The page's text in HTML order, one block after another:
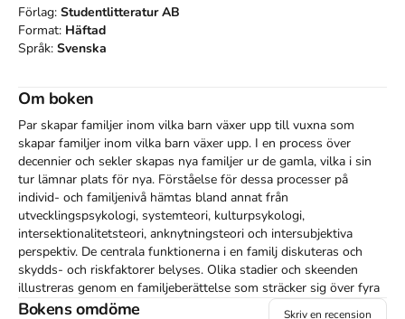
Förlag: Studentlitteratur AB
Format: Häftad
Språk: Svenska
Om boken
Par skapar familjer inom vilka barn växer upp till vuxna som
skapar familjer inom vilka barn växer upp. I en process över
decennier och sekler skapas nya familjer ur de gamla, vilka i sin
tur lämnar plats för nya. Förståelse för dessa processer på
individ- och familjenivå hämtas bland annat från
utvecklingspsykologi, systemteori, kulturpsykologi,
intersektionalitetsteori, anknytningsteori och intersubjektiva
perspektiv. De centrala funktionerna i en familj diskuteras och
skydds- och riskfaktorer belyses. Olika stadier och skeenden
illustreras genom en familjeberättelse som sträcker sig över fyra
generationer.
Bokens omdöme Skriv en recension